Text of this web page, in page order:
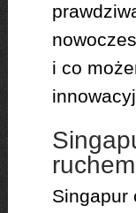
i co
ruchem
Singapur